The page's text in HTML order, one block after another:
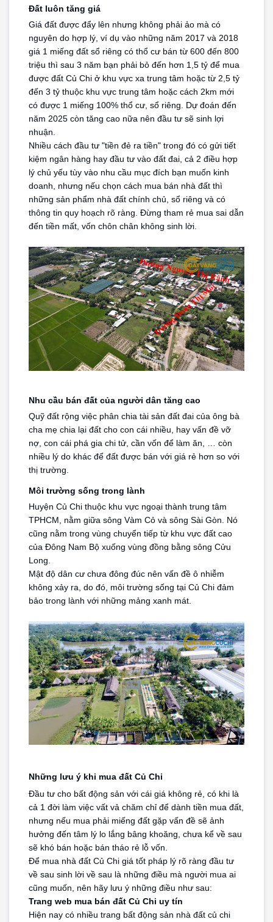
Nhà Bán
Nhà Đất Giá Tốt
Ký Gửi
Liên Hệ
Tin Tức
Tra Quy Hoạch
Đất luôn tăng giá
Giá đất được đẩy lên nhưng không phải ảo mà có
nguyên do hợp lý, ví dụ vào những năm 2017 và 2018
giá 1 miếng đất sổ riêng có thổ cư bán từ 600 đến 800
triệu thì sau 3 năm bạn phải bỏ đến hơn 1,5 tỷ để mua
được đất Củ Chi ở khu vực xa trung tâm hoặc từ 2,5 tỷ
đến 3 tỷ thuộc khu vực trung tâm hoặc cách 2km mới
có được 1 miếng 100% thổ cư, sổ riêng. Dự đoán đến
năm 2025 còn tăng cao nữa nên đầu tư sẽ sinh lợi
nhuận.
Nhiều cách đầu tư "tiền đẻ ra tiền" trong đó có gửi tiết
kiệm ngân hàng hay đầu tư vào đất đai, cả 2 điều hợp
lý chủ yếu tùy vào nhu cầu mục đích bạn muốn kinh
doanh, nhưng nếu chọn cách mua bán nhà đất thì
những sản phẩm nhà đất chính chủ, sổ riêng và có
thông tin quy hoạch rõ ràng. Đừng tham rẻ mua sai dẫn
đến tiền mất, vốn chôn chân không sinh lời.
Nhu cầu bán đất của người dân tăng cao
Quỹ đất rộng việc phân chia tài sản đất đai của ông bà
cha mẹ chia lại đất cho con cái nhiều, hay vấn đề vỡ
nợ, con cái phá gia chi tử, cần vốn để làm ăn, … còn
nhiều lý do khác để đất được bán với giá rẻ hơn so với
thị trường.
Môi trường sống trong lành
Huyện Củ Chi thuộc khu vực ngoại thành trung tâm
TPHCM, nằm giữa sông Vàm Cỏ và sông Sài Gòn. Nó
cũng nằm trong vùng chuyển tiếp từ khu vực đất cao
của Đông Nam Bộ xuống vùng đồng bằng sông Cửu
Long.
Mật độ dân cư chưa đông đúc nên vấn đề ô nhiễm
không xảy ra, do đó, môi trường sống tại Củ Chi đảm
bảo trong lành với những mảng xanh mát.
Những lưu ý khi mua đất Củ Chi
Đầu tư cho bất động sản với cái giá không rẻ, có khi là
cả 1 đời làm việc vất vả chăm chỉ để dành tiền mua đất,
nhưng nếu mua phải miếng đất gặp vấn đề sẽ ảnh
hưởng đến tâm lý lo lắng bâng khoăng, chưa kể về sau
sẽ khó bán hoặc bán tháo rẻ lỗ vốn.
Để mua nhà đất Củ Chi giá tốt pháp lý rõ ràng đầu tư
về sau sinh lời về sau là những điều mà người mua ai
cũng muốn, nên hãy lưu ý những điều như sau:
Trang web mua bán đất Củ Chi uy tín
Hiện nay có nhiều trang bất động sản nhà đất củ chi